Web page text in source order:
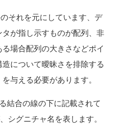
それを元にしています、デ
が指し示すものが配列、非
場合配列の大きさなどポイ
について曖昧さを排除する
与える必要があります。
結合の線の下に記載されて
シグニチャ名を表します。